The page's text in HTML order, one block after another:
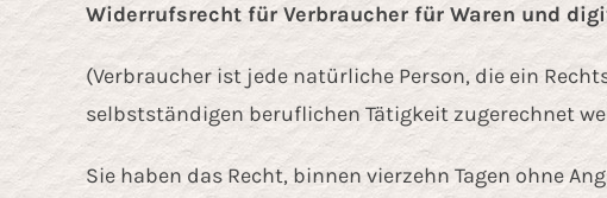
Widerrufsrecht für Verbraucher für Waren und
(Verbraucher ist jede natürliche Person, die ein
selbstständigen beruflichen Tätigkeit zugerechnet
Sie haben das Recht, binnen vierzehn Tagen ohne